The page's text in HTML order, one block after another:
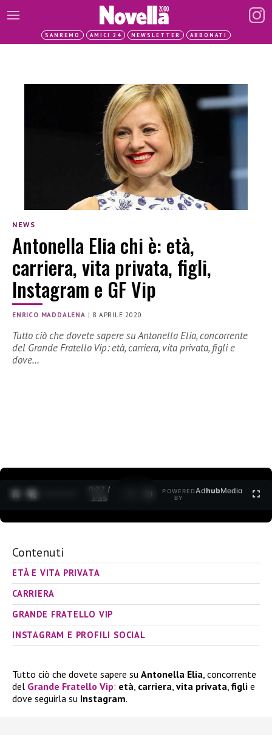
SANREMO AMICI 24 NEWSLETTER ABBONATI
NEWS
Antonella Elia chi è: età,
carriera, vita privata, figli,
Instagram e GF Vip
ENRICO MADDALENA | 8 APRILE 2020
Tutto ciò che dovete sapere su Antonella Elia, concorrente
del Grande Fratello Vip: età, carriera, vita privata, figli e
dove…
0:27 /
3:35
POWERED
BY
AdhubMedia
Contenuti
ETÀ E VITA PRIVATA
CARRIERA
GRANDE FRATELLO VIP
INSTAGRAM E PROFILI SOCIAL
Tutto ciò che dovete sapere su Antonella Elia, concorrente
del Grande Fratello Vip: età, carriera, vita privata, figli e
dove seguirla su Instagram.